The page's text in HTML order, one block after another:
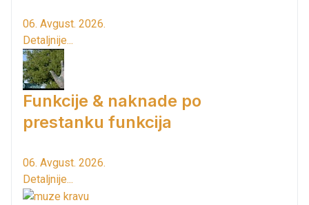
06. Avgust. 2026.
Detaljnije...
Funkcije & naknade po
prestanku funkcija
06. Avgust. 2026.
Detaljnije...